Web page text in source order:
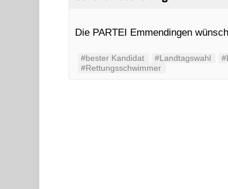
Die PARTEI Emmendingen
#bester Kandidat #Landtagswahl
#Rettungsschwimmer